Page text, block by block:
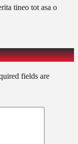
tineo tot asa o
fields are